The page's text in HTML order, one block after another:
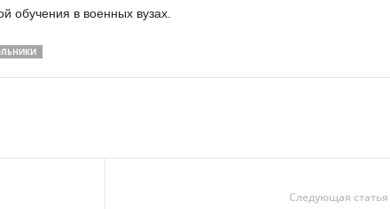
обучения в военных вузах.
Следующая статья